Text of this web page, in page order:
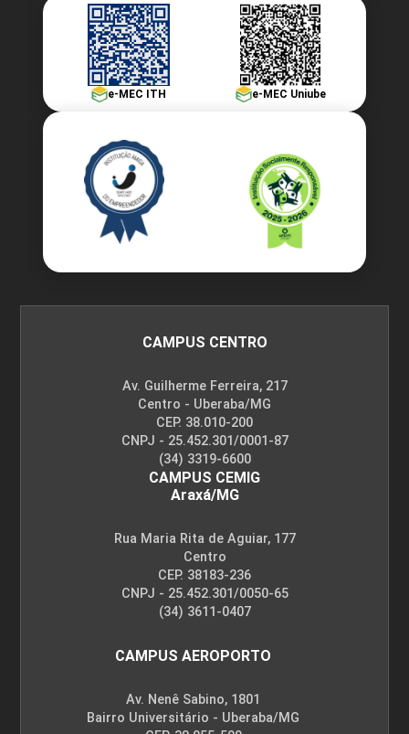
e-MEC ITH e-MEC Uniube
CAMPUS CENTRO
Av. Guilherme Ferreira, 217
Centro - Uberaba/MG
CEP. 38.010-200
CNPJ - 25.452.301/0001-87
(34) 3319-6600
CAMPUS CEMIG
Araxá/MG
Rua Maria Rita de Aguiar, 177
Centro
CEP. 38183-236
CNPJ - 25.452.301/0050-65
(34) 3611-0407
CAMPUS AEROPORTO
Av. Nenê Sabino, 1801
Bairro Universitário - Uberaba/MG